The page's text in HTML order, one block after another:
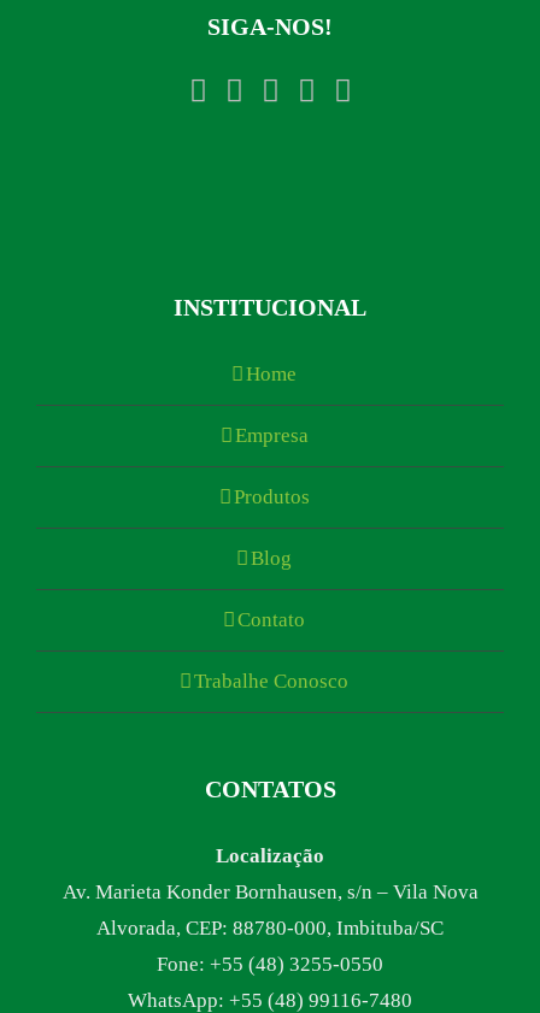
SIGA-NOS!
INSTITUCIONAL
Home
Empresa
Produtos
Blog
Contato
Trabalhe Conosco
CONTATOS
Localização
Av. Marieta Konder Bornhausen, s/n – Vila Nova
Alvorada, CEP: 88780-000, Imbituba/SC
Fone: +55 (48) 3255-0550
WhatsApp: +55 (48) 99116-7480